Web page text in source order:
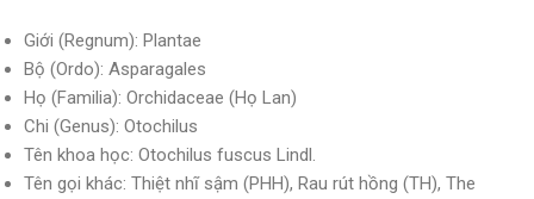
Giới (Regnum): Plantae
Bộ (Ordo): Asparagales
Họ (Familia): Orchidaceae (Họ Lan)
Chi (Genus): Otochilus
Tên khoa học: Otochilus fuscus Lindl.
Tên gọi khác: Thiệt nhĩ sậm (PHH), Rau rút hồng (TH), The